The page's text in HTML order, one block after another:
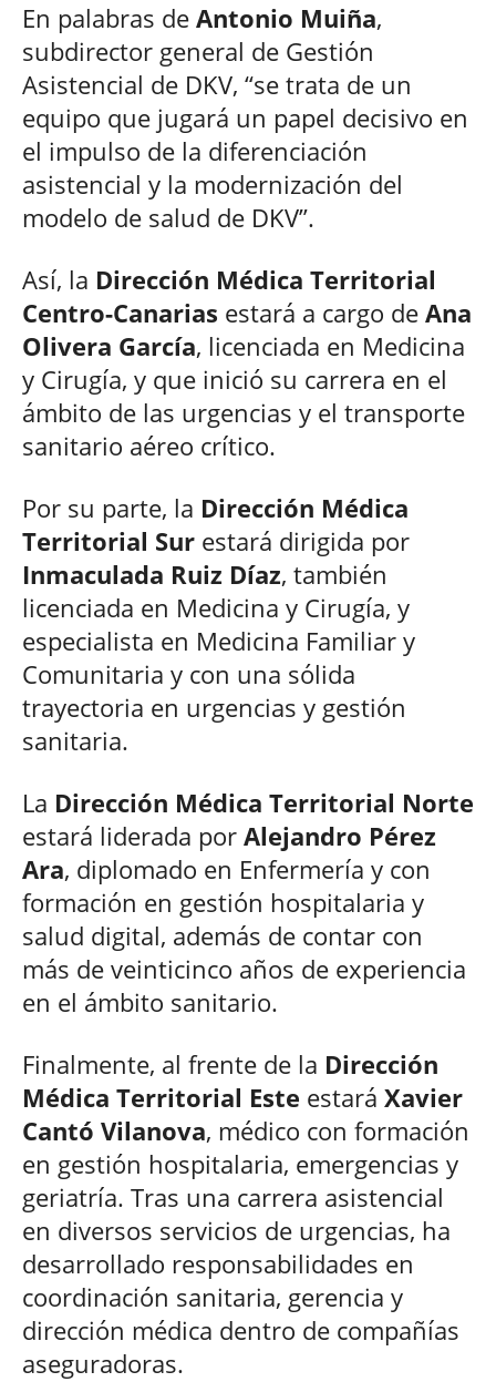
En palabras de Antonio Muiña,
subdirector general de Gestión
Asistencial de DKV, “se trata de un
equipo que jugará un papel decisivo en
el impulso de la diferenciación
asistencial y la modernización del
modelo de salud de DKV”.
Así, la Dirección Médica Territorial
Centro-Canarias estará a cargo de Ana
Olivera García, licenciada en Medicina
y Cirugía, y que inició su carrera en el
ámbito de las urgencias y el transporte
sanitario aéreo crítico.
Por su parte, la Dirección Médica
Territorial Sur estará dirigida por
Inmaculada Ruiz Díaz, también
licenciada en Medicina y Cirugía, y
especialista en Medicina Familiar y
Comunitaria y con una sólida
trayectoria en urgencias y gestión
sanitaria.
La Dirección Médica Territorial Norte
estará liderada por Alejandro Pérez
Ara, diplomado en Enfermería y con
formación en gestión hospitalaria y
salud digital, además de contar con
más de veinticinco años de experiencia
en el ámbito sanitario.
Finalmente, al frente de la Dirección
Médica Territorial Este estará Xavier
Cantó Vilanova, médico con formación
en gestión hospitalaria, emergencias y
geriatría. Tras una carrera asistencial
en diversos servicios de urgencias, ha
desarrollado responsabilidades en
coordinación sanitaria, gerencia y
dirección médica dentro de compañías
aseguradoras.